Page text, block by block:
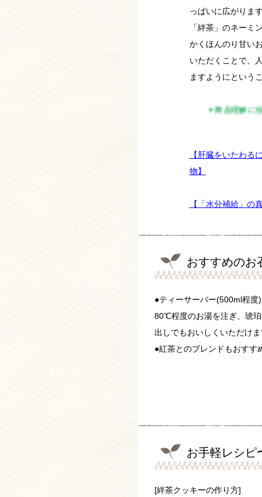
っぱいに広がりま
「絆茶」のネーミ
かくほんのり甘い
いただくことで、
ますようにという
▼商品理解に役立つ記事はこちら▼
【肝臓をいたわる
物】
【「水分補給」の
おすすめのお
●ティーサーバー(500ml程
80℃程度のお湯を注ぎ、琥
出しでもおいしくいただけ
●紅茶とのブレンドもおすす
お手軽レシピ
[絆茶クッキーの作り方]